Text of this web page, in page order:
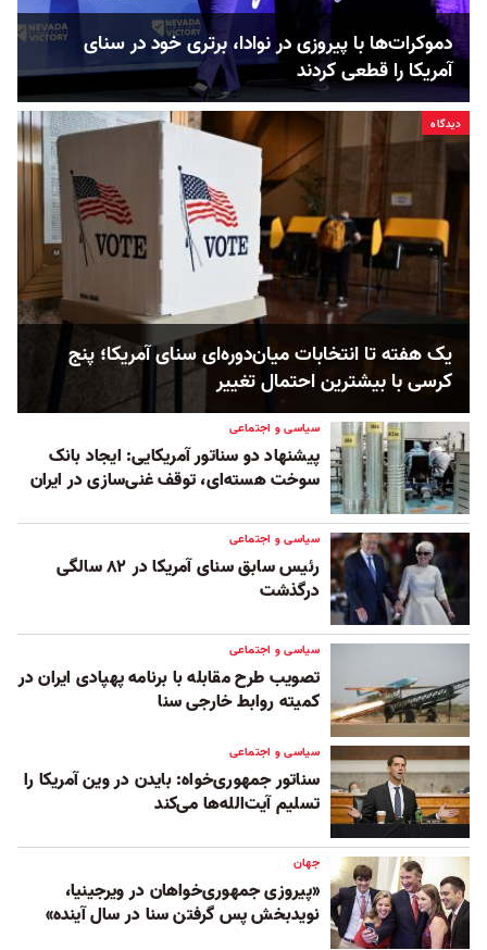
دموکرات‌ها با پیروزی در نوادا، برتری خود در سنای
آمریکا را قطعی کردند
دیدگاه
یک هفته تا انتخابات میان‌دوره‌ای سنای آمریکا؛ پنج
کرسی با بیشترین احتمال تغییر
سیاسی و اجتماعی
پیشنهاد دو سناتور آمریکایی: ایجاد بانک
سوخت هسته‌ای، توقف غنی‌سازی در ایران
سیاسی و اجتماعی
رئیس سابق سنای آمریکا در ۸۲ سالگی
درگذشت
سیاسی و اجتماعی
تصویب طرح مقابله با برنامه پهپادی ایران در
کمیته روابط خارجی سنا
سیاسی و اجتماعی
سناتور جمهوری‌خواه: بایدن در وین آمریکا را
تسلیم آیت‌الله‌ها می‌کند
جهان
«پیروزی جمهوری‌خواهان در ویرجینیا،
نویدبخش پس گرفتن سنا در سال آینده»